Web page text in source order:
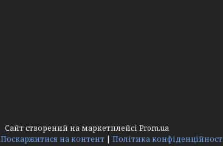
Сайт створений на маркетплейсі Prom.ua
Поскаржитися на контент | Політика